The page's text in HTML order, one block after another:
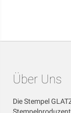
Über Uns
Die Stempel